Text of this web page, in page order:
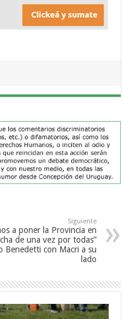
Siguiente
a poner la Provincia en
de una vez por todas”
Benedetti con Macri a su
lado